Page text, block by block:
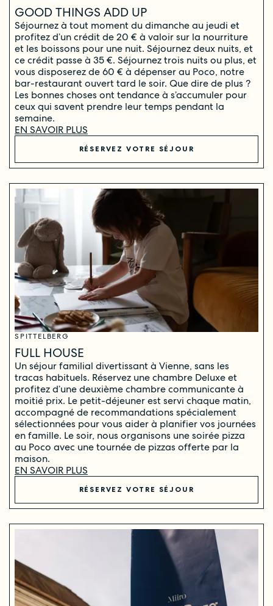
GOOD THINGS ADD UP
Séjournez à tout moment du dimanche au jeudi et
profitez d’un crédit de 20 € à valoir sur la nourriture
et les boissons pour une nuit. Séjournez deux nuits, et
ce crédit passe à 35 €. Séjournez trois nuits ou plus, et
vous disposerez de 60 € à dépenser au Poco, notre
bar-restaurant ouvert tard le soir. Que dire de plus ?
Les bonnes choses ont tendance à s’accumuler pour
ceux qui savent prendre leur temps pendant la
semaine.
EN SAVOIR PLUS
RÉSERVEZ VOTRE SÉJOUR
SPITTELBERG
FULL HOUSE
Un séjour familial divertissant à Vienne, sans les
tracas habituels. Réservez une chambre Deluxe et
profitez d’une deuxième chambre communicante à
moitié prix. Le petit-déjeuner est servi chaque matin,
accompagné de recommandations spécialement
sélectionnées pour vous aider à planifier vos journées
en famille. Le soir, nous organisons une soirée pizza
au Poco avec une tournée de pizzas offerte par la
maison.
EN SAVOIR PLUS
RÉSERVEZ VOTRE SÉJOUR